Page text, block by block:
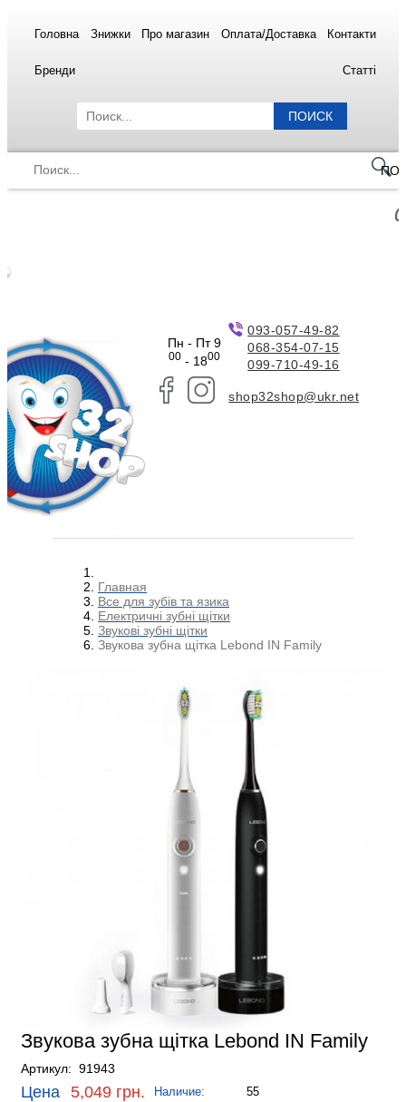
Головна Знижки Про магазин Оплата/Доставка Контакти
Бренди Статті
ПОИСК
Пн - Пт 9
00- 1800
093-057-49-82
068-354-07-15
099-710-49-16
shop32shop@ukr.net
Главная
Все для зубів та язика
Електричні зубні щітки
Звукові зубні щітки
Звукова зубна щітка Lebond IN Family
Звукова зубна щітка Lebond IN Family
Артикул: 91943
Цена 5,049 грн. Наличие: 55